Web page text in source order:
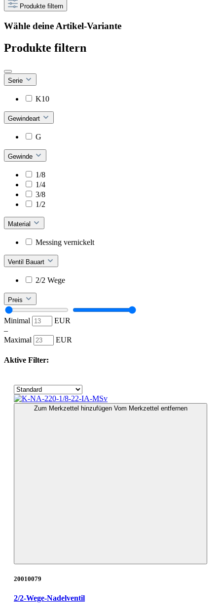
Produkte filtern
Wähle deine Artikel-Variante
Produkte filtern
Serie
K10
Gewindeart
G
Gewinde
1/8
1/4
3/8
1/2
Material
Messing vernickelt
Ventil Bauart
2/2 Wege
Preis
Minimal
EUR
–
Maximal
EUR
Aktive Filter:
Zum Merkzettel hinzufügen Vom Merkzettel entfernen
20010079
2/2-Wege-Nadelventil